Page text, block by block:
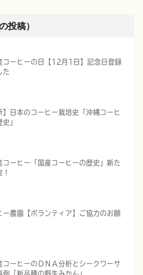
投稿）
コーヒーの日【12月1日】記念日登録
た
】日本のコーヒー栽培史「沖縄コーヒ
」
コーヒー「国産コーヒーの歴史」新た
ー農園【ボランティア】ご協力のお願
コーヒーのＤＮＡ分析とシークワーサ
例「新品種の野生みかん」